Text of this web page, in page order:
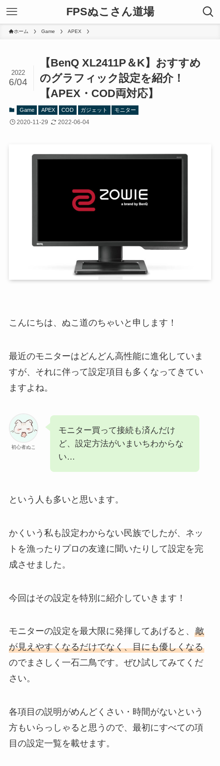
FPSぬこさん道場
ホーム Game APEX
【BenQ XL2411P＆K】おすすめ
のグラフィック設定を紹介！
【APEX・COD両対応】
2022
6/04
Game APEX COD ガジェット モニター
2020-11-29 2022-06-04
こんにちは、ぬこ道のちゃいと申します！
最近のモニターはどんどん高性能に進化していま
すが、それに伴って設定項目も多くなってきてい
ますよね。
初心者ぬこ
モニター買って接続も済んだけ
ど、設定方法がいまいちわからな
い…
という人も多いと思います。
かくいう私も設定わからない民族でしたが、ネッ
トを漁ったりプロの友達に聞いたりして設定を完
成させました。
今回はその設定を特別に紹介していきます！
モニターの設定を最大限に発揮してあげると、 敵
が見えやすくなるだけでなく、目にも優しくなる
のでまさしく一石二鳥です。ぜひ試してみてくだ
さい。
各項目の説明がめんどくさい・時間がないという
方もいらっしゃると思うので、最初にすべての項
目の設定一覧を載せます。